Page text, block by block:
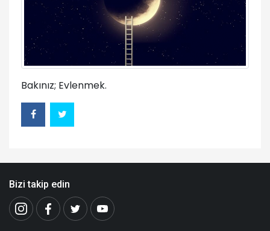
Bakınız; Evlenmek.
Bizi takip edin